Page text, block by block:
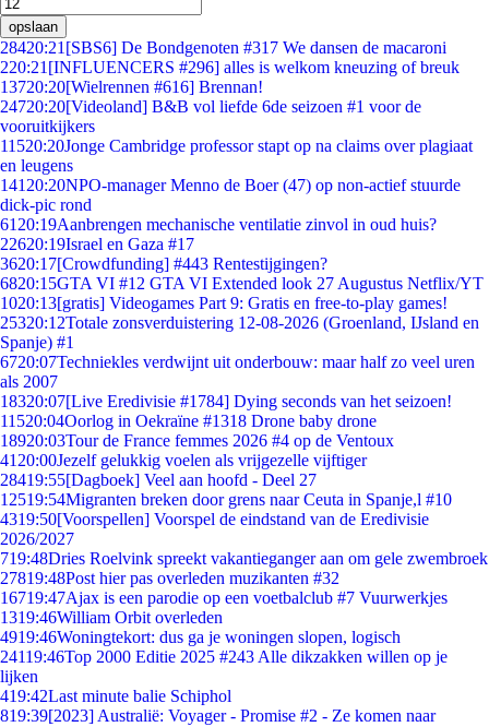
opslaan
28420:21 [SBS6] De Bondgenoten #317 We dansen de macaroni
220:21 [INFLUENCERS #296] alles is welkom kneuzing of breuk
13720:20[Wielrennen #616] Brennan!
24720:20[Videoland] B&B vol liefde 6de seizoen #1 voor de
vooruitkijkers
11520:20Jonge Cambridge professor stapt op na claims over plagiaat
en leugens
141 20:20NPO-manager Menno de Boer (47) op non-actief stuurde
dick-pic rond
61 20:19Aanbrengen mechanische ventilatie zinvol in oud huis?
22620:19Israel en Gaza #17
3620:17[Crowdfunding] #443 Rentestijgingen?
6820:15GTA VI #12 GTA VI Extended look 27 Augustus Netflix/YT
1020:13[gratis] Videogames Part 9: Gratis en free-to-play games!
25320:12Totale zonsverduistering 12-08-2026 (Groenland, IJsland en
Spanje) #1
6720:07Techniekles verdwijnt uit onderbouw: maar half zo veel uren
als 2007
18320:07[Live Eredivisie #1784] Dying seconds van het seizoen!
11520:04Oorlog in Oekraïne #1318 Drone baby drone
18920:03Tour de France femmes 2026 #4 op de Ventoux
41 20:00Jezelf gelukkig voelen als vrijgezelle vijftiger
28419:55[Dagboek] Veel aan hoofd - Deel 27
12519:54Migranten breken door grens naar Ceuta in Spanje,l #10
4319:50[Voorspellen] Voorspel de eindstand van de Eredivisie
2026/2027
719:48Dries Roelvink spreekt vakantieganger aan om gele zwembroek
27819:48Post hier pas overleden muzikanten #32
16719:47Ajax is een parodie op een voetbalclub #7 Vuurwerkjes
1319:46William Orbit overleden
4919:46Woningtekort: dus ga je woningen slopen, logisch
24119:46Top 2000 Editie 2025 #243 Alle dikzakken willen op je
lijken
419:42Last minute balie Schiphol
819:39[2023] Australië: Voyager - Promise #2 - Ze komen naar